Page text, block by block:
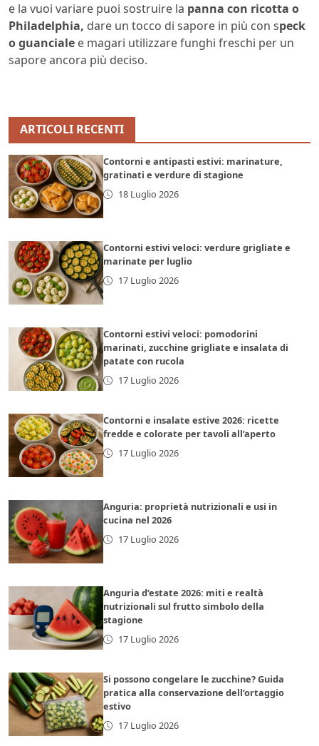
e la vuoi variare puoi sostruire la panna con ricotta o
Philadelphia, dare un tocco di sapore in più con speck
o guanciale e magari utilizzare funghi freschi per un
sapore ancora più deciso.
ARTICOLI RECENTI
Contorni e antipasti estivi: marinature,
gratinati e verdure di stagione
18 Luglio 2026
Contorni estivi veloci: verdure grigliate e
marinate per luglio
17 Luglio 2026
Contorni estivi veloci: pomodorini
marinati, zucchine grigliate e insalata di
patate con rucola
17 Luglio 2026
Contorni e insalate estive 2026: ricette
fredde e colorate per tavoli all’aperto
17 Luglio 2026
Anguria: proprietà nutrizionali e usi in
cucina nel 2026
17 Luglio 2026
Anguria d’estate 2026: miti e realtà
nutrizionali sul frutto simbolo della
stagione
17 Luglio 2026
Si possono congelare le zucchine? Guida
pratica alla conservazione dell’ortaggio
estivo
17 Luglio 2026